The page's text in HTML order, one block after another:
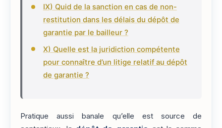
IX) Quid de la sanction en cas de non-
restitution dans les délais du dépôt de
garantie par le bailleur ?
X) Quelle est la juridiction compétente
pour connaître d’un litige relatif au dépôt
de garantie ?
Pratique aussi banale qu’elle est source de